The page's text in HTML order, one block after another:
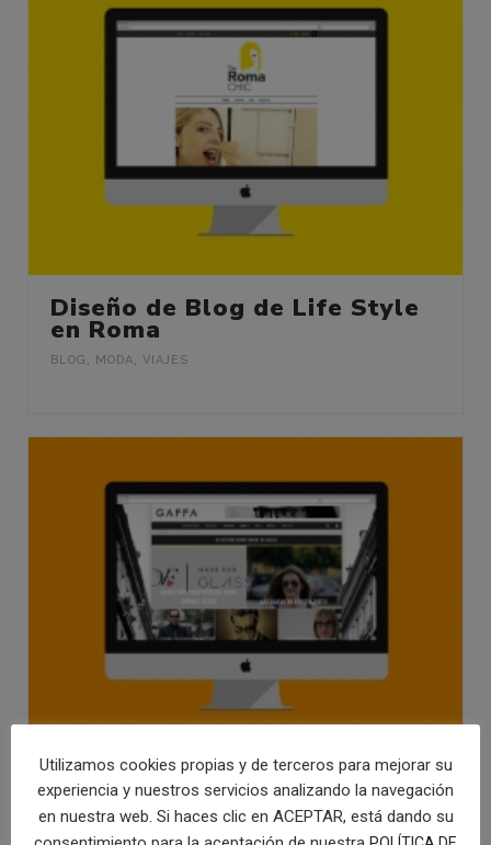
Diseño de Blog de Life Style
en Roma
BLOG , MODA, VIAJES
Diseño de blog para
tendencias en gafas
, MODA
Utilizamos cookies propias y de terceros para mejorar su
experiencia y nuestros servicios analizando la navegación
en nuestra web. Si haces clic en ACEPTAR, está dando su